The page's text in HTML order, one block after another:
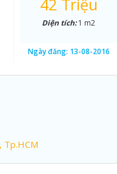
42 Triệu
Diện tích:1 m2
Ngày đăng: 13-08-2016
Tp.HCM